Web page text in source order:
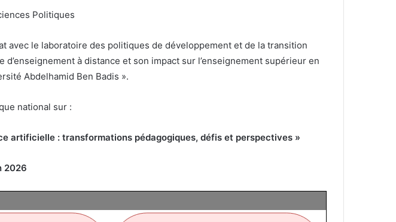
Politiques
le laboratoire des politiques de développement et de la transition
à distance et son impact sur l’enseignement supérieur en
Abdelhamid Ben Badis ».
national sur :
artificielle : transformations pédagogiques, défis et perspectives »
2026